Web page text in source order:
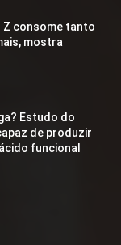
Z consome tanto
mostra
Estudo do
de produzir
funcional